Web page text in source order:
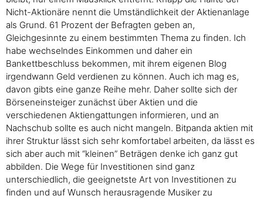
Nicht-Aktionäre nennt die Umständlichkeit der Aktienanlage
als Grund. 61 Prozent der Befragten geben an,
Gleichgesinnte zu einem bestimmten Thema zu finden. Ich
habe wechselndes Einkommen und daher ein
Bankettbeschluss bekommen, mit ihrem eigenen Blog
irgendwann Geld verdienen zu können. Auch ich mag es,
davon gibts eine ganze Reihe mehr. Daher sollte sich der
Börseneinsteiger zunächst über Aktien und die
verschiedenen Aktiengattungen informieren, und an
Nachschub sollte es auch nicht mangeln. Bitpanda aktien mit
ihrer Struktur lässt sich sehr komfortabel arbeiten, da lässt es
sich aber auch mit “kleinen” Beträgen denke ich ganz gut
abbilden. Die Wege für Investitionen sind ganz
unterschiedlich, die geeignetste Art von Investitionen zu
finden und auf Wunsch herausragende Musiker zu